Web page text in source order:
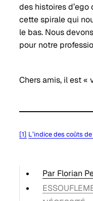
des histoires
cette spirale qui
le bas. Nous
pour notre
Chers amis, il est «
[1] L’indice des coûts
Par Florian